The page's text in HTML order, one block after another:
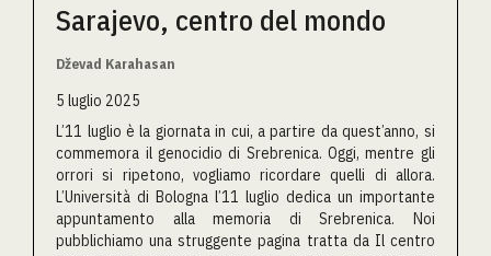
Sarajevo, centro del mondo
Dževad Karahasan
5 luglio 2025
L’11 luglio è la giornata in cui, a partire da quest’anno, si
commemora il genocidio di Srebrenica. Oggi, mentre gli
orrori si ripetono, vogliamo ricordare quelli di allora.
L’Università di Bologna l’11 luglio dedica un importante
appuntamento alla memoria di Srebrenica. Noi
pubblichiamo una struggente pagina tratta da Il centro